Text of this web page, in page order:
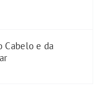
Cabelo e da